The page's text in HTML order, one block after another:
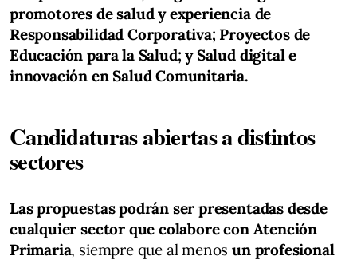
promotores de salud y experiencia de
Responsabilidad Corporativa; Proyectos de
Educación para la Salud; y Salud digital e
innovación en Salud Comunitaria.
Candidaturas abiertas a distintos
sectores
Las propuestas podrán ser presentadas desde
cualquier sector que colabore con Atención
Primaria, siempre que al menosun profesional